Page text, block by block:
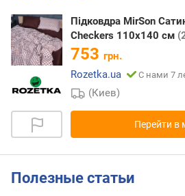
Підковдра MirSon
Checkers 110х140 см
753 грн.
Rozetka.ua
С нами 7
(Киев)
Перейти в
Полезные статьи